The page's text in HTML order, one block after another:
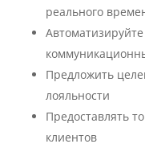
реального
Предложить
лояльности
Предоставлять
клиентов